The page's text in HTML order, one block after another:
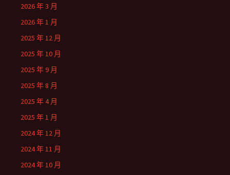
2026 年 3 月
2026 年 1 月
2025 年 12 月
2025 年 10 月
2025 年 9 月
2025 年 8 月
2025 年 4 月
2025 年 1 月
2024 年 12 月
2024 年 11 月
2024 年 10 月